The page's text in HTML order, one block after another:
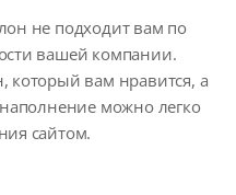
не подходит вам по
вашей компании.
который вам нравится, а
можно легко
сайтом.